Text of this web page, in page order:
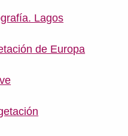
Lagos
de Europa